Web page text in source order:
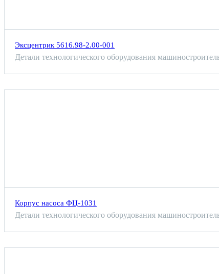
Эксцентрик 5616.98-2.00-001
Детали технологического оборудования
Корпус насоса ФЦ-1031
Детали технологического оборудования